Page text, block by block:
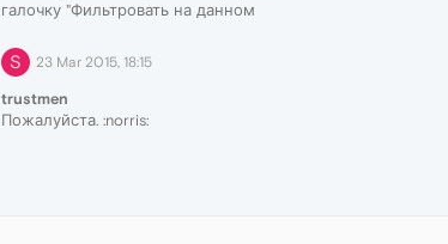
галочку "Фильтровать на данном
S 23 Mar 2015, 18:15
trustmen
Пожалуйста. :norris: